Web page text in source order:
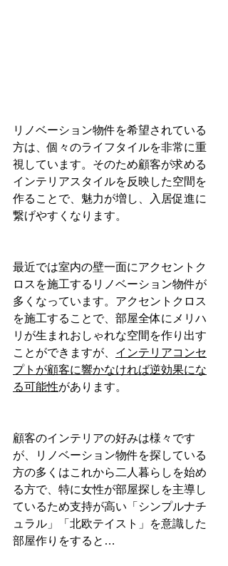
リノベーション物件を希望されている
方は、個々のライフタイルを非常に重
視しています。そのため顧客が求める
インテリアスタイルを反映した空間を
作ることで、魅力が増し、入居促進に
繋げやすくなります。
最近では室内の壁一面にアクセントク
ロスを施工するリノベーション物件が
多くなっています。アクセントクロス
を施工することで、部屋全体にメリハ
リが生まれおしゃれな空間を作り出す
ことができますが、 インテリアコンセ
プトが顧客に響かなければ逆効果にな
る可能性があります。
顧客のインテリアの好みは様々です
が、リノベーション物件を探している
方の多くはこれから二人暮らしを始め
る方で、特に女性が部屋探しを主導し
ているため支持が高い「シンプルナチ
ュラル」「北欧テイスト」を意識した
部屋作りをすると…